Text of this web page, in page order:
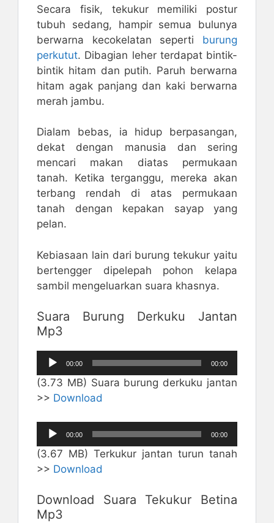
Secara fisik, tekukur memiliki postur
tubuh sedang, hampir semua bulunya
berwarna kecokelatan seperti burung
perkutut. Dibagian leher terdapat bintik-
bintik hitam dan putih. Paruh berwarna
hitam agak panjang dan kaki berwarna
merah jambu.
Dialam bebas, ia hidup berpasangan,
dekat dengan manusia dan sering
mencari makan diatas permukaan
tanah. Ketika terganggu, mereka akan
terbang rendah di atas permukaan
tanah dengan kepakan sayap yang
pelan.
Kebiasaan lain dari burung tekukur yaitu
bertengger dipelepah pohon kelapa
sambil mengeluarkan suara khasnya.
Suara Burung Derkuku Jantan
Mp3
Pemutar
Audio
00:00 00:00
(3.73 MB) Suara burung derkuku jantan
>> Download
Pemutar
Audio
00:00 00:00
(3.67 MB) Terkukur jantan turun tanah
>> Download
Download Suara Tekukur Betina
Mp3